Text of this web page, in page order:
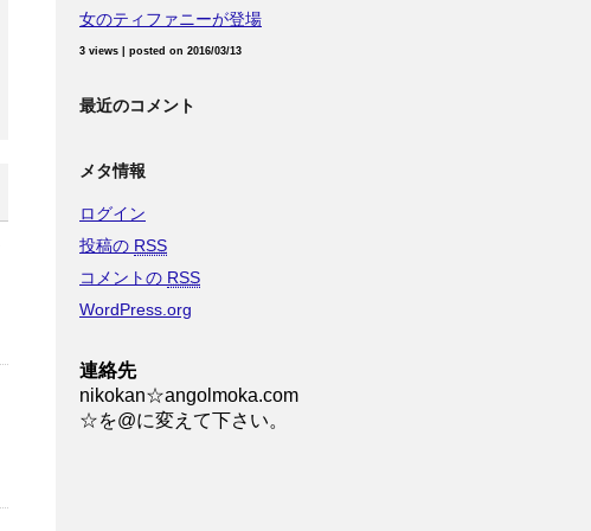
女のティファニーが登場
3 views posted on 2016/03/13
最近のコメント
メタ情報
ログイン
投稿の RSS
コメントの RSS
WordPress.org
連絡先
nikokan☆angolmoka.com
☆を@に変えて下さい。